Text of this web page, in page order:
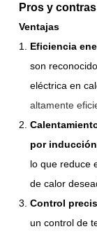
Pros y
Ventajas
Eficiencia
son
eléctrica en
altamente
por inducción
lo que reduce
de calor
Control
un control de